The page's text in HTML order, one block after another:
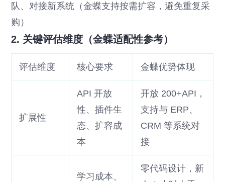
队、对接新系统（金蝶支持按需扩容，避免重复采
购）
2. 关键评估维度（金蝶适配性参考）
评估维度 核心要求 金蝶优势体现
扩展性
API 开放
性、插件生
态、扩容成
本
开放 200+API，
支持与 ERP、
CRM 等系统对
接
学习成本、
零代码设计，新